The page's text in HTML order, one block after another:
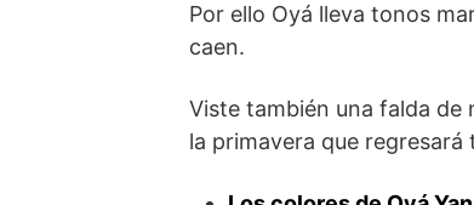
Por ello Oyá lleva tonos
caen.
Viste también una falda de
la primavera que regresará